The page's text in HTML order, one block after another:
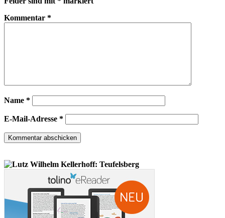
Kommentar *
Name *
E-Mail-Adresse *